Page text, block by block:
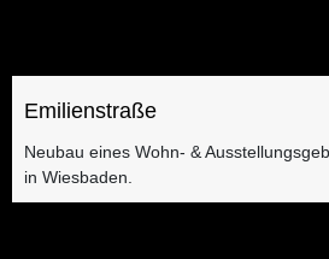
Emilienstraße
Neubau eines Wohn- &
in Wiesbaden.